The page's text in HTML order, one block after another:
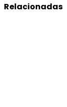
Relacionadas